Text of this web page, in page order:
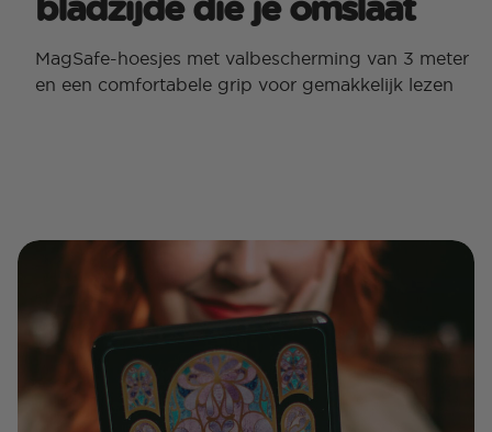
MagSafe-hoesjes met valbescherming van 3 meter
en een comfortabele grip voor gemakkelijk lezen